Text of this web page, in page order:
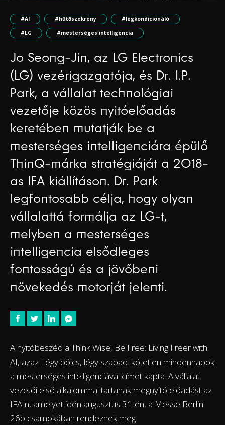
#AI #hűtőszekrény
#légkondicionáló
#LG
#mesterséges intelligencia
Jo Seong-Jin, az LG Electronics
(LG) vezérigazgatója, és Dr. I.P.
Park, a vállalat technológiai
vezetője közös nyitóelőadás
keretében mutatják be a
mesterséges intelligenciára épülő
ThinQ-márka stratégiáját a 2018-
as IFA kiállításon. Dr. Park
legfontosabb célja, hogy olyan
vállalattá formálja az LG-t,
melyben a mesterséges
intelligencia elsődleges
fontosságú és a jövőbeni
növekedés motorját jelenti.
A nyitóbeszéd a Think Wise, Be Free: Living Freer with
AI, azaz Légy bölcs, légy szabad: kötetlen mindennapok
a mesterséges intelligenciával címet kapta. A vállalat
vezetői első alkalommal tartanak megnyitó előadást az
IFA-n, amelyet idén augusztus 31-én, a Messe Berlin
26b csarnokában rendeznek meg.